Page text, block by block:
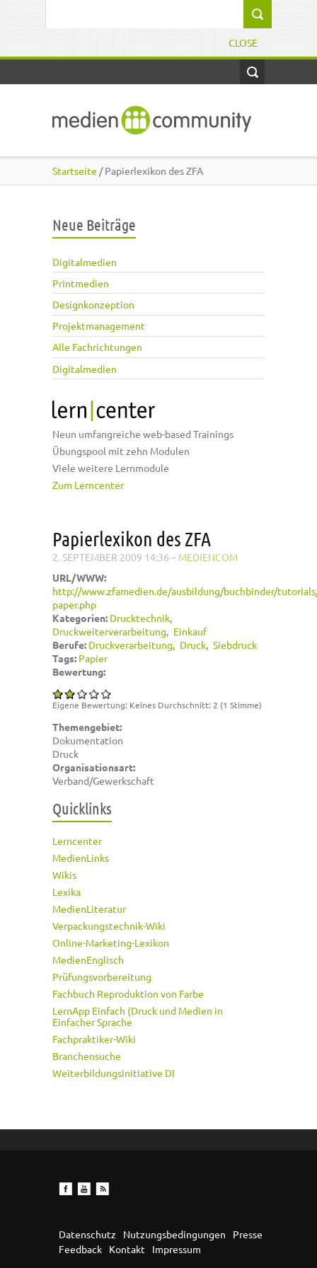
CLOSE
Startseite / Papierlexikon des ZFA
Neue Beiträge
Digitalmedien
Printmedien
Designkonzeption
Projektmanagement
Alle Fachrichtungen
Digitalmedien
Neun umfangreiche web-based Trainings
Übungspool mit zehn Modulen
Viele weitere Lernmodule
Zum Lerncenter
Papierlexikon des ZFA
2. SEPTEMBER 2009 14:36 – MEDIENCOM
URL/WWW:
http://www.zfamedien.de/ausbildung/buchbinder/
paper.php
Kategorien: Drucktechnik
Druckweiterverarbeitung
Einkauf
Berufe: Druckverarbeitung Druck Siebdruck
Tags: Papier
Bewertung:
Eigene Bewertung: Keines Durchschnitt: 2 (1 Stimme)
Themengebiet:
Dokumentation
Druck
Organisationsart:
Verband/Gewerkschaft
Quicklinks
Lerncenter
MedienLinks
Wikis
Lexika
MedienLiteratur
Verpackungstechnik-Wiki
Online-Marketing-Lexikon
MedienEnglisch
Prüfungsvorbereitung
Fachbuch Reproduktion von Farbe
LernApp Einfach (Druck und Medien in
Einfacher Sprache
Fachpraktiker-Wiki
Branchensuche
Weiterbildungsinitiative DI
Datenschutz Nutzungsbedingungen
Presse
Feedback
Kontakt Impressum